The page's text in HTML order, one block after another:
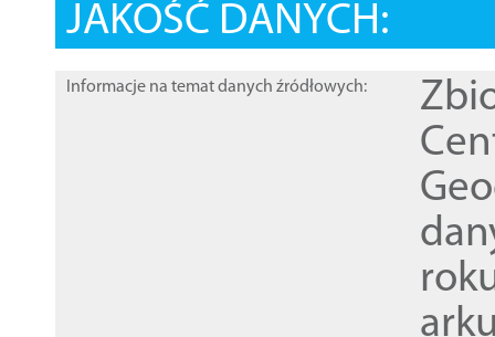
JAKOŚĆ DANYCH:
Informacje na temat danych źródłowych: